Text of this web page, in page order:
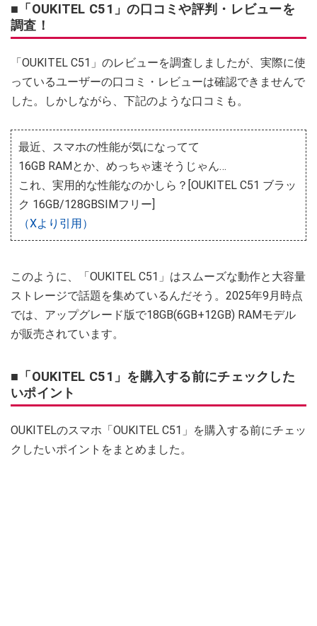
■「OUKITEL C51」の口コミや評判・レビューを
調査！
「OUKITEL C51」のレビューを調査しましたが、実際に使
っているユーザーの口コミ・レビューは確認できませんで
した。しかしながら、下記のような口コミも。
最近、スマホの性能が気になってて
16GB RAMとか、めっちゃ速そうじゃん…
これ、実用的な性能なのかしら？[OUKITEL C51 ブラッ
ク 16GB/128GBSIMフリー]
（Xより引用）
このように、「OUKITEL C51」はスムーズな動作と大容量
ストレージで話題を集めているんだそう。2025年9月時点
では、アップグレード版で18GB(6GB+12GB) RAMモデル
が販売されています。
■「OUKITEL C51」を購入する前にチェックした
いポイント
OUKITELのスマホ「OUKITEL C51」を購入する前にチェッ
クしたいポイントをまとめました。